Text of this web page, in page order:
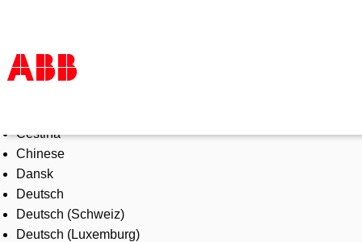
Products & Solutions
Industries
Services
About us
Where to buy
Contact us
Čeština
Chinese
Dansk
Deutsch
Deutsch (Schweiz)
Deutsch (Luxemburg)